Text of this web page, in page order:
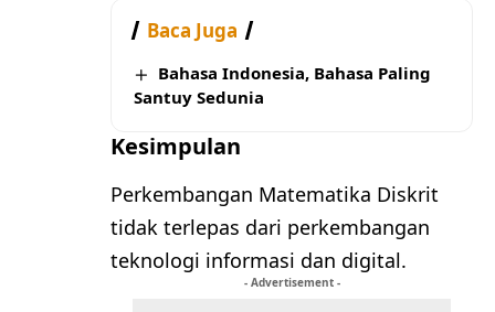
Baca Juga
Bahasa Indonesia, Bahasa Paling
Santuy Sedunia
Kesimpulan
Perkembangan Matematika Diskrit
tidak terlepas dari perkembangan
teknologi informasi dan digital.
- Advertisement -